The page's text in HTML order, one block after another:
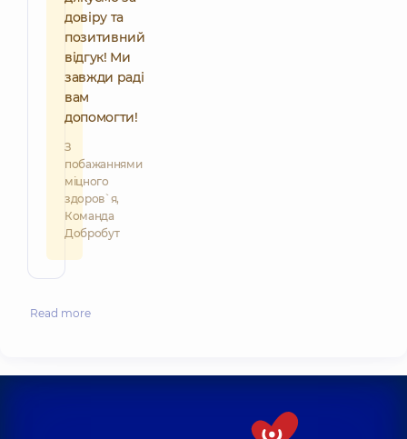
довіру та
позитивний
відгук! Ми
завжди раді
вам
допомогти!
З
побажаннями
міцного
здоров`я,
Команда
Добробут
Read more